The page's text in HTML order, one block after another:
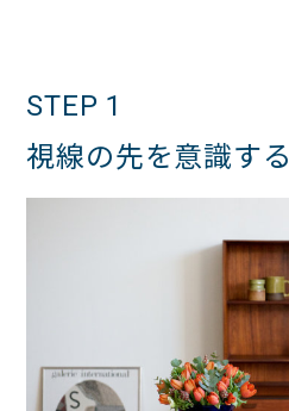
STEP 1
視線の先を意識する